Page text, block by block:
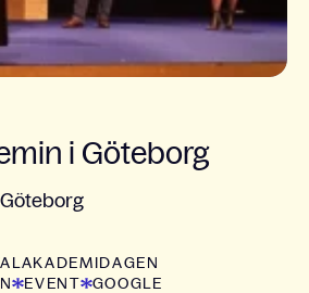
i Göteborg
EVENT
GOOGLE